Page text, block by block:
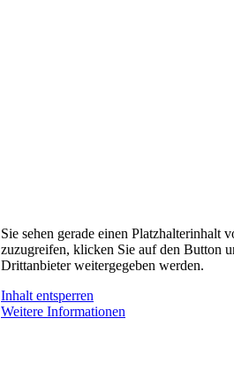
Sie sehen gerade einen Platzhalterinhalt
zuzugreifen, klicken Sie auf den Button
Drittanbieter weitergegeben werden.
Inhalt entsperren
Weitere Informationen